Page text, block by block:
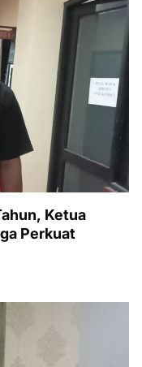
Ketua
Perkuat